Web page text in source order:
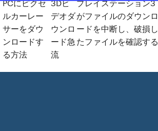
PCにピクセ
ルカーレー
サーをダウ
ンロードす
る方法
3Dビ
デオダ
ウンロ
ード急
流
プレイステーション3
がファイルのダウンロ
ードを中断し、破損し
たファイルを確認する